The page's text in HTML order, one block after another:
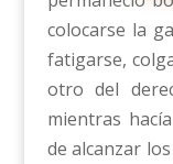
colocarse la
fatigarse,
otro del
mientras
de alcanzar